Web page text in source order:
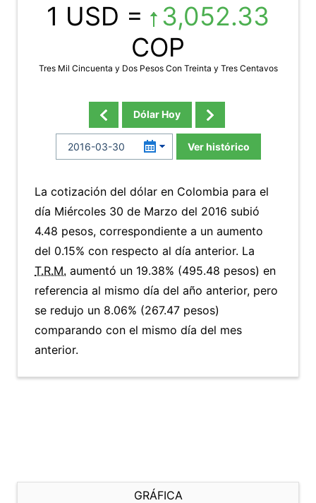
1 USD =
3,052.33
COP
Tres Mil Cincuenta y Dos Pesos Con Treinta y Tres Centavos
Dólar Hoy
Ver histórico
La cotización del dólar en Colombia para el
día Miércoles 30 de Marzo del 2016 subió
4.48 pesos, correspondiente a un aumento
del 0.15% con respecto al día anterior. La
T.R.M. aumentó un 19.38% (495.48 pesos) en
referencia al mismo día del año anterior, pero
se redujo un 8.06% (267.47 pesos)
comparando con el mismo día del mes
anterior.
GRÁFICA